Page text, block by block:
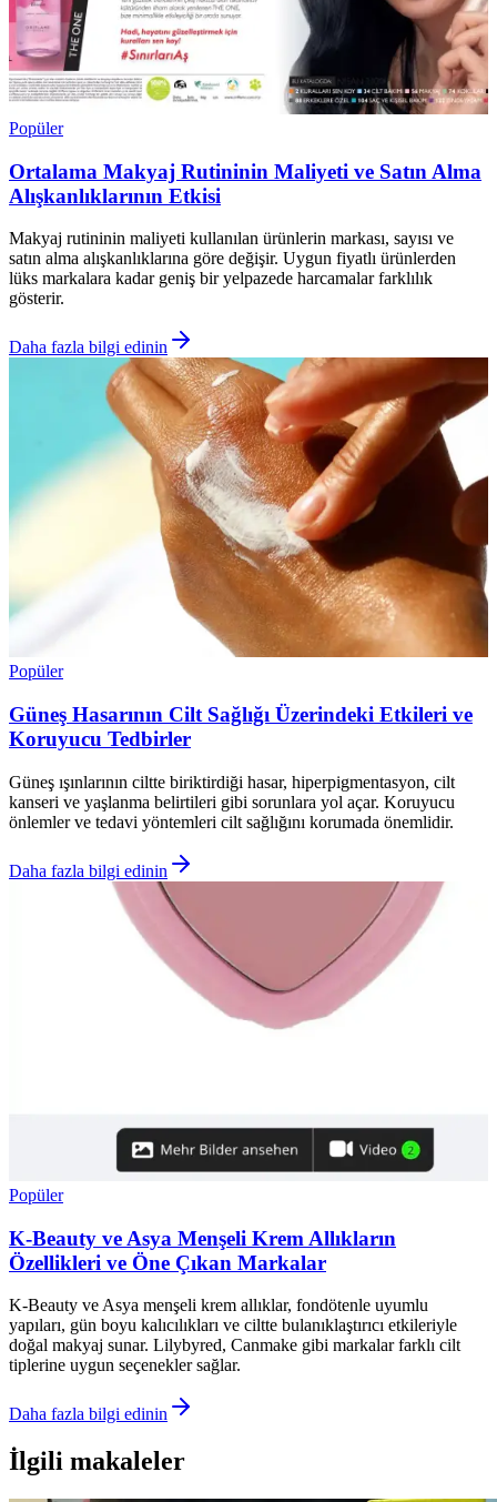
Popüler
Ortalama Makyaj Rutininin Maliyeti ve Satın Alma
Alışkanlıklarının Etkisi
Makyaj rutininin maliyeti kullanılan ürünlerin markası, sayısı ve
satın alma alışkanlıklarına göre değişir. Uygun fiyatlı ürünlerden
lüks markalara kadar geniş bir yelpazede harcamalar farklılık
gösterir.
Daha fazla bilgi edinin
Popüler
Güneş Hasarının Cilt Sağlığı Üzerindeki Etkileri ve
Koruyucu Tedbirler
Güneş ışınlarının ciltte biriktirdiği hasar, hiperpigmentasyon, cilt
kanseri ve yaşlanma belirtileri gibi sorunlara yol açar. Koruyucu
önlemler ve tedavi yöntemleri cilt sağlığını korumada önemlidir.
Daha fazla bilgi edinin
Popüler
K-Beauty ve Asya Menşeli Krem Allıkların
Özellikleri ve Öne Çıkan Markalar
K-Beauty ve Asya menşeli krem allıklar, fondötenle uyumlu
yapıları, gün boyu kalıcılıkları ve ciltte bulanıklaştırıcı etkileriyle
doğal makyaj sunar. Lilybyred, Canmake gibi markalar farklı cilt
tiplerine uygun seçenekler sağlar.
Daha fazla bilgi edinin
İlgili makaleler